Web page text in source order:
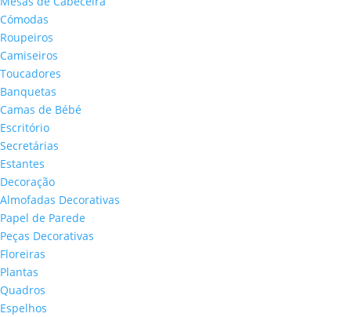
Cómodas
Roupeiros
Camiseiros
Toucadores
Banquetas
Camas de Bébé
Escritório
Secretárias
Estantes
Decoração
Almofadas Decorativas
Papel de Parede
Peças Decorativas
Floreiras
Plantas
Quadros
Espelhos